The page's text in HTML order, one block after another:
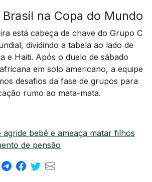
na Copa do Mundo
está cabeça de chave do Grupo C
dividindo a tabela ao lado de
e Haiti. Após o duelo de sábado
em solo americano, a equipe
desafios da fase de grupos para
rumo ao mata-mata.
agride bebê e ameaça matar filhos
de pensão